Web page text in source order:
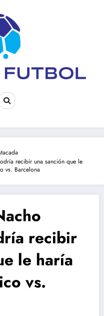
recibir una sanción que le
vs. Barcelona
recibir
le haría
vs.